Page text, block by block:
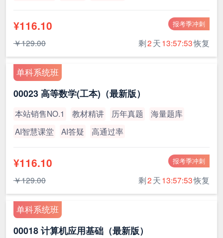
报考季冲刺
¥116.10
￥129.00 剩2天13:57:53恢复
单科系统班
00023 高等数学(工本)（最新版）
本站销售NO.1 教材精讲 历年真题
海量题库
AI智慧课堂
AI答疑 高通过率
报考季冲刺
¥116.10
￥129.00 剩2天13:57:53恢复
单科系统班
00018 计算机应用基础（最新版）